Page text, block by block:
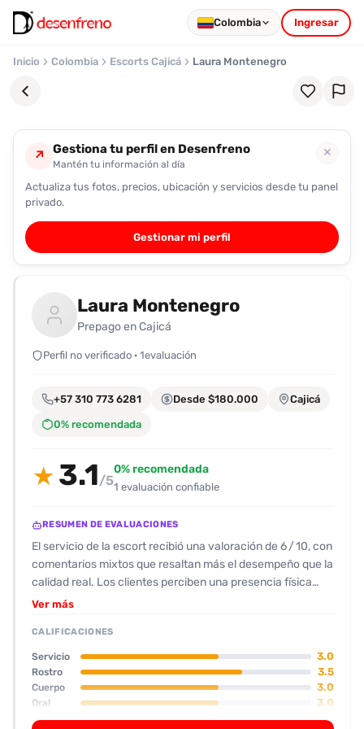
Colombia Ingresar
Inicio Colombia Escorts Cajicá Laura Montenegro
Favoritos
Pronto
podrás
registrarte
guardar
favoritas
para
fácilmente.
↗ Gestiona tu perfil en Desenfreno
Mantén tu información al día
✕
Actualiza tus fotos, precios, ubicación y servicios desde tu panel
privado.
Gestionar mi perfil
Laura Montenegro
Prepago en Cajicá
Perfil no verificado · 1evaluación
+57 310 773 6281 Desde $180.000 Cajicá
0% recomendada
★ 3.1/5
0% recomendada
1 evaluación confiable
RESUMEN DE EVALUACIONES
El servicio de la escort recibió una valoración de 6 / 10, con
comentarios mixtos que resaltan más el desempeño que la
calidad real. Los clientes perciben una presencia física
“normal” –una mujer de 1,60 m con varios tatuajes que la
de promoción. El rostro se ve algo más envejecido y los
tatuajes hacen que su imagen resulte “meh”. A nivel de
actitud la acompañante es amable, aunque se tarda en
responder y llega con retraso. El ambiente de la casa es
cómodo pero bastante público, lo que hace sentir al cliente
algo incómodo. El baile erótico y el oral se describen como
Ver más
CALIFICACIONES
Servicio 3.0
Rostro 3.5
Cuerpo 3.0
Oral 3.0